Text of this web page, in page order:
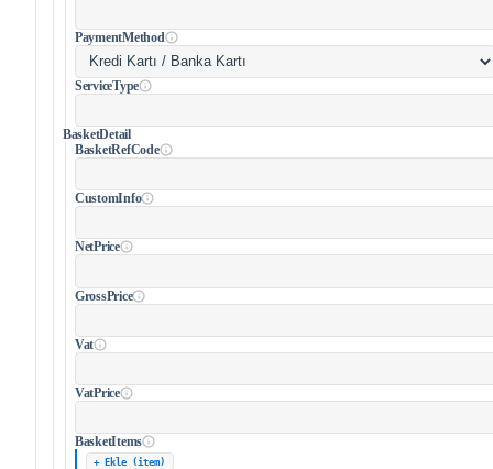
PaymentMethod
ServiceType
BasketDetail
BasketRefCode
CustomInfo
NetPrice
GrossPrice
Vat
VatPrice
BasketItems
+ Ekle (item)